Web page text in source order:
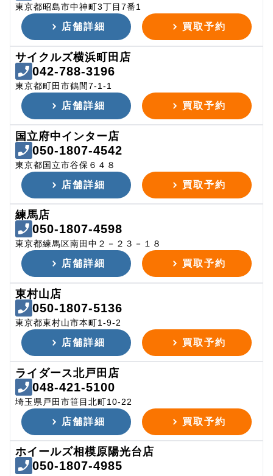
東京都昭島市中神町3丁目7番1
店舗詳細 買取予約
サイクルズ横浜町田店
042-788-3196
東京都町田市鶴間7-1-1
店舗詳細 買取予約
国立府中インター店
050-1807-4542
東京都国立市谷保６４８
店舗詳細 買取予約
練馬店
050-1807-4598
東京都練馬区南田中２－２３－１８
店舗詳細 買取予約
東村山店
050-1807-5136
東京都東村山市本町1-9-2
店舗詳細 買取予約
ライダース北戸田店
048-421-5100
埼玉県戸田市笹目北町10-22
店舗詳細 買取予約
ホイールズ相模原陽光台店
050-1807-4985